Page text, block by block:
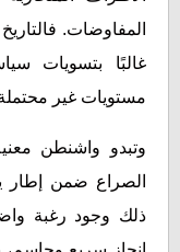
المفاوضات.
غالبًا بتسويات
مستويات غير
وتبدو واشنطن
الصراع ضمن إطار
ذلك وجود رغبة